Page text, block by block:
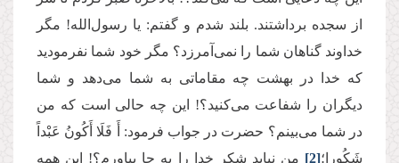
از سجده برداشتند. بلند شدم و گفتم: یا رسول‌الله! مگر
خداوند گناهان شما را نمی‌آمرزد؟ مگر خود شما نفرمودید
که خدا در بهشت چه مقاماتی به شما می‌دهد و شما
دیگران را شفاعت می‌کنید؟! این چه حالی است که من
در شما می‌بینم؟ حضرت در جواب فرمود: أَ فَلَا أَكُونُ عَبْداً
شَكُورا؛[2] من نباید شکر خدا را به جا بیاورم؟! این همه